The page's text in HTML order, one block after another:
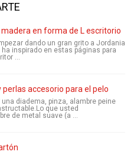
madera en forma de L escritorio
dando un gran grito a Jordania
ha inspirado en estas páginas para
...
perlas accesorio para el pelo
una diadema, pinza, alambre peine
que usted
de metal suave (a ...